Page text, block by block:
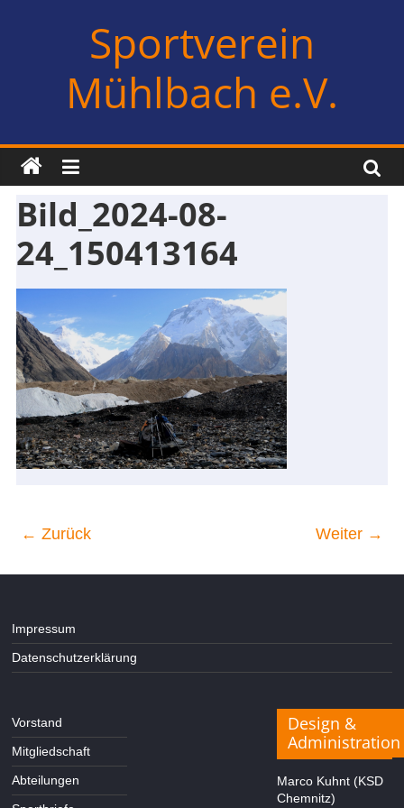
Sportverein
Mühlbach e.V.
Bild_2024-08-
24_150413164
← Zurück Weiter →
Impressum
Datenschutzerklärung
Vorstand
Mitgliedschaft
Abteilungen
Design &
Administration
Marco Kuhnt (KSD
Chemnitz)